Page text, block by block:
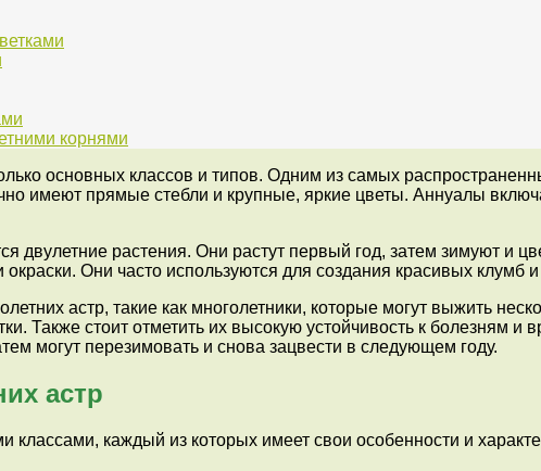
корнями
основных классов и типов. Одним из самых
имеют прямые стебли и крупные, яркие цветы. Аннуалы
двулетние растения. Они растут первый год, затем зимуют и
Они часто используются для создания красивых клумб
астр, такие как многолетники, которые могут выжить
Также стоит отметить их высокую устойчивость к болезням
могут перезимовать и снова зацвести в следующем году.
астр
каждый из которых имеет свои особенности и